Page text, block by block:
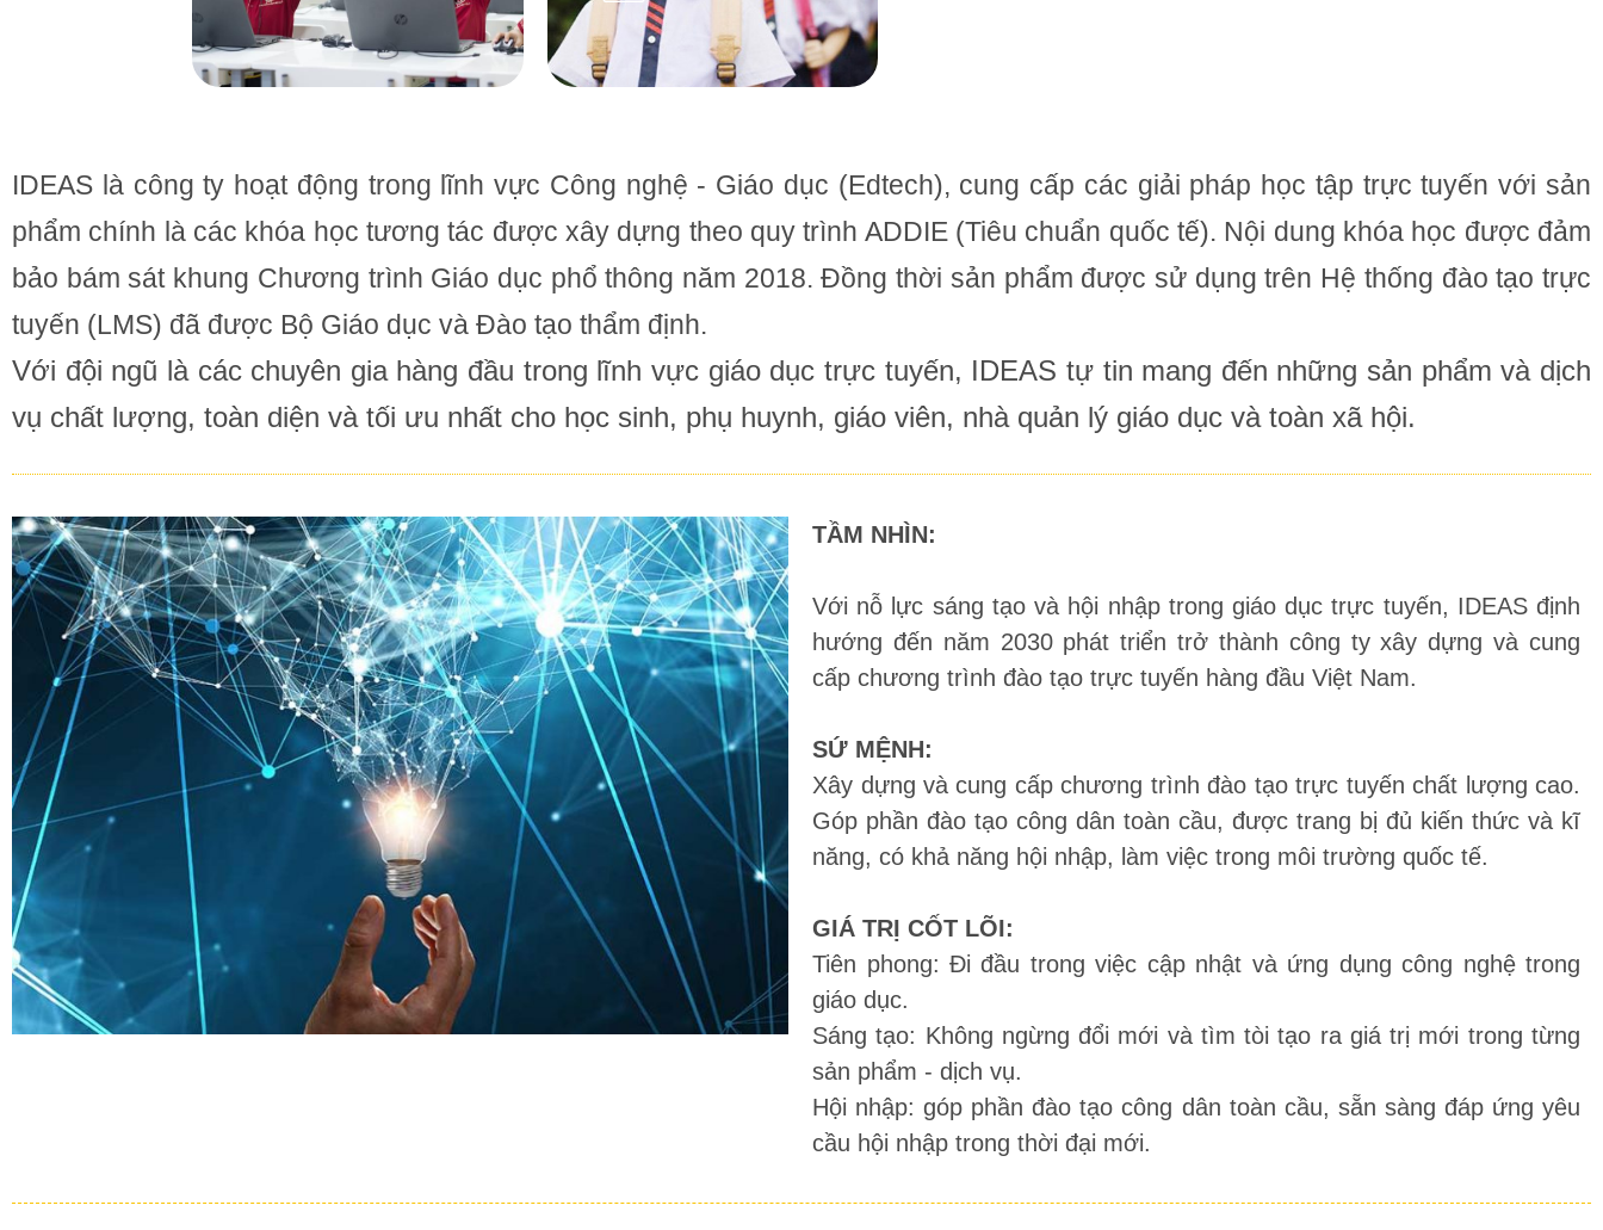
IDEAS là công ty hoạt động trong lĩnh vực Công nghệ - Giáo dục (Edtech), cung cấp các giải pháp học tập trực tuyến với sản
phẩm chính là các khóa học tương tác được xây dựng theo quy trình ADDIE (Tiêu chuẩn quốc tế). Nội dung khóa học được đảm
bảo bám sát khung Chương trình Giáo dục phổ thông năm 2018. Đồng thời sản phẩm được sử dụng trên Hệ thống đào tạo trực
tuyến (LMS) đã được Bộ Giáo dục và Đào tạo thẩm định.
Với đội ngũ là các chuyên gia hàng đầu trong lĩnh vực giáo dục trực tuyến, IDEAS tự tin mang đến những sản phẩm và dịch
vụ chất lượng, toàn diện và tối ưu nhất cho học sinh, phụ huynh, giáo viên, nhà quản lý giáo dục và toàn xã hội.
TẦM NHÌN:
Với nỗ lực sáng tạo và hội nhập trong giáo dục trực tuyến, IDEAS định
hướng đến năm 2030 phát triển trở thành công ty xây dựng và cung
cấp chương trình đào tạo trực tuyến hàng đầu Việt Nam.
SỨ MỆNH:
Xây dựng và cung cấp chương trình đào tạo trực tuyến chất lượng cao.
Góp phần đào tạo công dân toàn cầu, được trang bị đủ kiến thức và kĩ
năng, có khả năng hội nhập, làm việc trong môi trường quốc tế.
GIÁ TRỊ CỐT LÕI:
Tiên phong: Đi đầu trong việc cập nhật và ứng dụng công nghệ trong
giáo dục.
Sáng tạo: Không ngừng đổi mới và tìm tòi tạo ra giá trị mới trong từng
sản phẩm - dịch vụ.
Hội nhập: góp phần đào tạo công dân toàn cầu, sẵn sàng đáp ứng yêu
cầu hội nhập trong thời đại mới.